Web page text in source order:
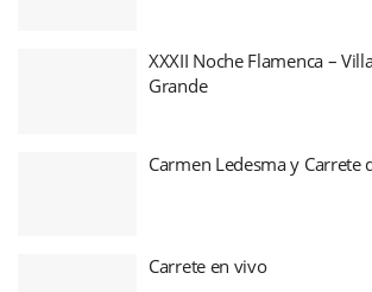
XXXII Noche Flamenca –
Grande
Carmen Ledesma y Carrete
Carrete en vivo